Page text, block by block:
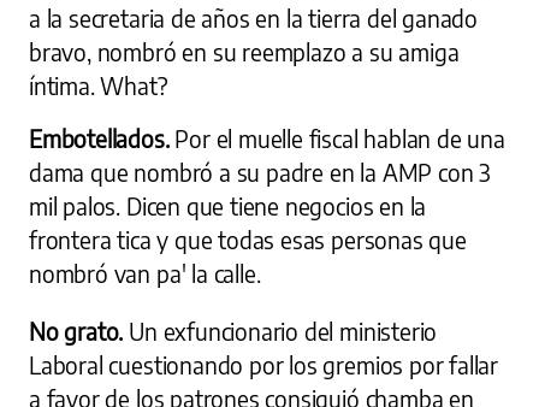
a la secretaria de años en la tierra del ganado
bravo, nombró en su reemplazo a su amiga
íntima. What?
Embotellados. Por el muelle fiscal hablan de una
dama que nombró a su padre en la AMP con 3
mil palos. Dicen que tiene negocios en la
frontera tica y que todas esas personas que
nombró van pa' la calle.
No grato. Un exfuncionario del ministerio
Laboral cuestionando por los gremios por fallar
a favor de los patrones consiguió chamba en